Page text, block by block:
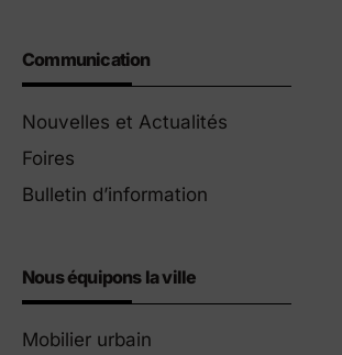
Communication
Nouvelles et Actualités
Foires
Bulletin d’information
Nous équipons la ville
Mobilier urbain